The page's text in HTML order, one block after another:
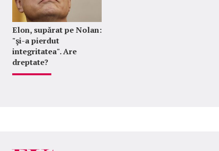
Elon, supărat pe Nolan:
"şi-a pierdut
integritatea". Are
dreptate?